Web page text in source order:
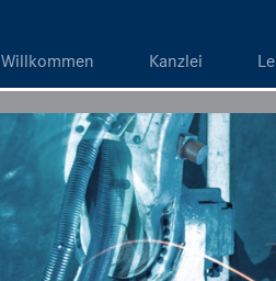
Willkommen Kanzlei